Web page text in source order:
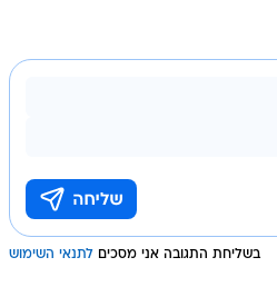
בשליחת התגובה אני מסכים לתנאי השימוש